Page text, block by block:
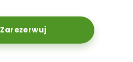
Zarezerwuj